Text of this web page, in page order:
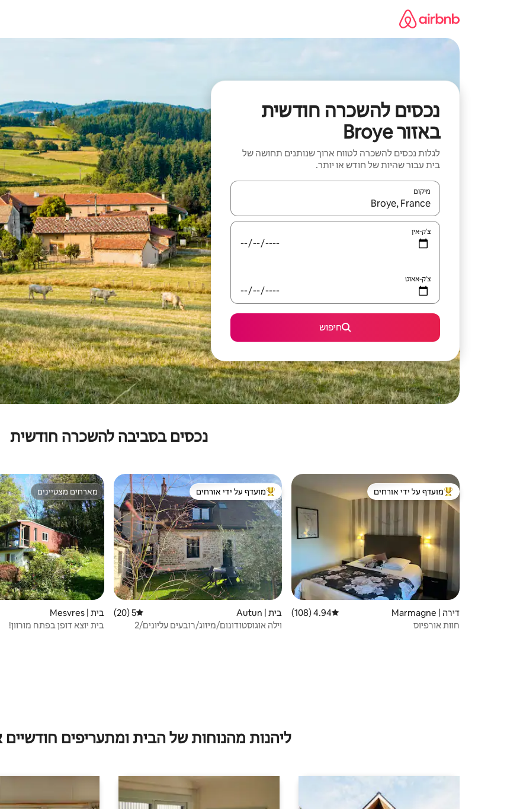
נכסים להשכרה חודשית
באזור Broye
לגלות נכסים להשכרה לטווח ארוך שנותנים תחושה של
בית עבור שהיות של חודש או יותר.
מיקום
כאשר התוצאות יהיו זמינות, יש לנווט עם מקשי החיצים למעלה ולמטה או לעיין בעזרת תנועות מגע או החלקה.
צ'ק-אין
צ'ק-אאוט
חיפוש
נכסים בסביבה להשכרה חודשית
מוביל בקרב נכסים מועדפים על ידי אורחים
מועדף על ידי אורחים
דירה | Marmagne דירוג ממוצע של 4.94 מתוך 5, 108 ביקורות
4.94 (108)
חוות אורפיוס
מוביל בקרב נכסים מועדפים על ידי אורחים
מועדף על ידי אורחים
בית | Autun דירוג ממוצע של 5 מתוך 5, 20 ביקורות
5 (20)
וילה אוגוסטודונום/מיזוג/רובעים עליונים/2
מארחים מצטיינים
מארחים מצטיינים
בית | Mesvres
בית יוצא דופן בפתח מורוון!
ליהנות מהנוחות של הבית ומתעריפים חודשיים